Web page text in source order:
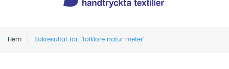
Hem Sökresultat för: 'folklore natur meter'